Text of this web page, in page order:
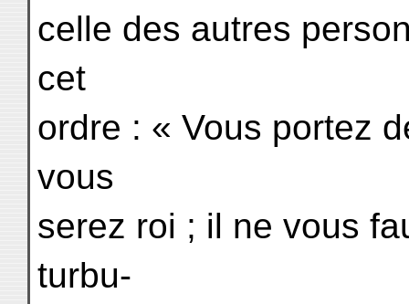
celle des autres
cet
ordre : « Vous portez
vous
serez roi ; il ne vous
turbu-